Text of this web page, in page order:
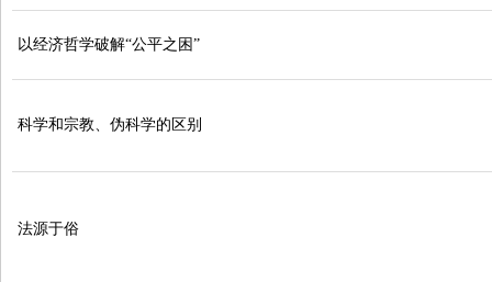
以经济哲学破解“公平之困”
科学和宗教、伪科学的区别
法源于俗